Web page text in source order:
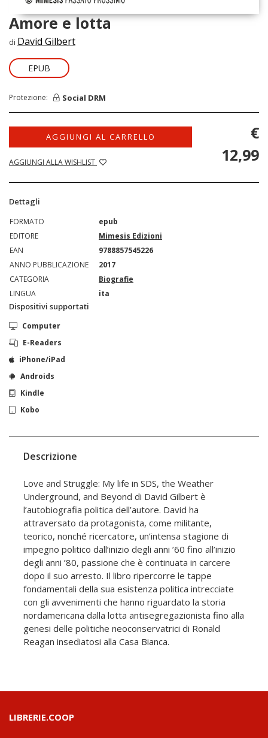
Amore e lotta
di David Gilbert
EPUB
Protezione: Social DRM
AGGIUNGI AL CARRELLO
AGGIUNGI ALLA WISHLIST
€
12,99
Dettagli
FORMATO
epub
EDITORE
Mimesis Edizioni
EAN
9788857545226
ANNO PUBBLICAZIONE
2017
CATEGORIA
Biografie
LINGUA
ita
Dispositivi supportati
Computer
E-Readers
iPhone/iPad
Androids
Kindle
Kobo
Descrizione
Love and Struggle: My life in SDS, the Weather
Underground, and Beyond di David Gilbert è
l’autobiografia politica dell’autore. David ha
attraversato da protagonista, come militante,
teorico, nonché ricercatore, un’intensa stagione di
impegno politico dall’inizio degli anni ’60 fino all’inizio
degli anni ’80, passione che è continuata in carcere
dopo il suo arresto. Il libro ripercorre le tappe
fondamentali della sua esistenza politica intrecciate
con gli avvenimenti che hanno riguardato la storia
nordamericana dalla lotta antisegregazionista fino alla
genesi delle politiche neoconservatrici di Ronald
Reagan insediatosi alla Casa Bianca.
LIBRERIE.COOP